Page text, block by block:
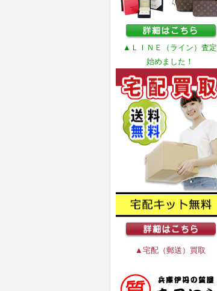
▲ＬＩＮＥ（ライン）査定
始めました！
▲宅配（郵送）買取